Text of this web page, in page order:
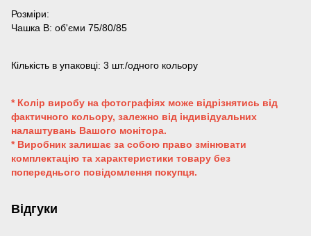
Розміри:
Чашка B: об'єми 75/80/85
Кількість в упаковці: 3 шт./одного кольору
* Колір виробу на фотографіях може відрізнятись від
фактичного кольору, залежно від індивідуальних
налаштувань Вашого монітора.
* Виробник залишає за собою право змінювати
комплектацію та характеристики товару без
попереднього повідомлення покупця.
Відгуки